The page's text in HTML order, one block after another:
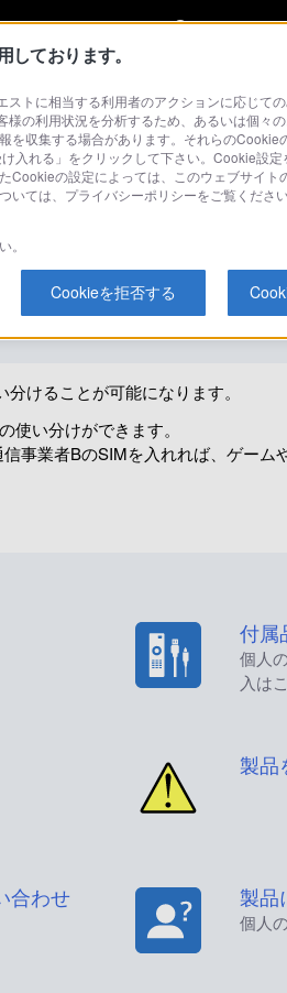
は何ですか？
けることが可能になります。
い分けができます。
事業者BのSIMを入れれば、ゲー
付属
個人
入は
製品
合わせ 製品
個人
ております。
トに相当する利用者のアクションに応じて
の利用状況を分析するため、あるいは個々
収集する場合があります。それらの
入れる」をクリックして下さい。Cookie設
の設定によっては、このウェブサイ
ては、プライバシーポリシーをご覧ください
。
Cookieを拒否する